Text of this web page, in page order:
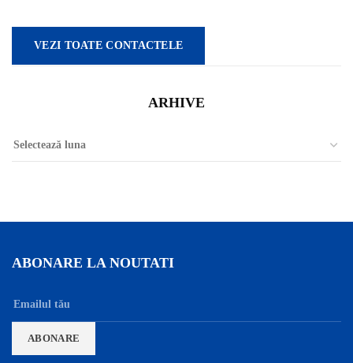
VEZI TOATE CONTACTELE
ARHIVE
Arhive
ABONARE LA NOUTATI